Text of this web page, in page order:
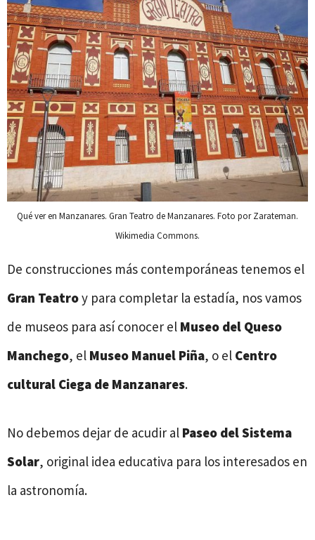
Qué ver en Manzanares. Gran Teatro de Manzanares. Foto por Zarateman.
Wikimedia Commons.
De construcciones más contemporáneas tenemos el
Gran Teatroy para completar la estadía, nos vamos
de museos para así conocer el Museo del Queso
Manchego, el Museo Manuel Piña, o el Centro
cultural Ciega de Manzanares.
No debemos dejar de acudir al Paseo del Sistema
Solar, original idea educativa para los interesados en
la astronomía.